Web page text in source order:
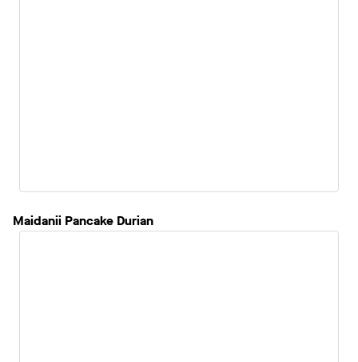
Maidanii Pancake Durian